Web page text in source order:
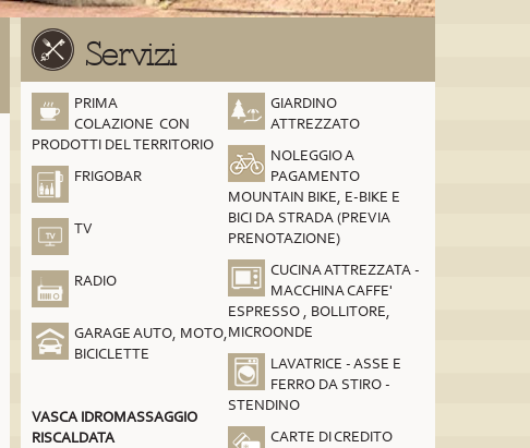
Servizi
PRIMA
COLAZIONE CON
PRODOTTI DEL TERRITORIO
FRIGOBAR
TV
RADIO
GARAGE AUTO, MOTO,
BICICLETTE
VASCA IDROMASSAGGIO
RISCALDATA
GIARDINO
ATTREZZATO
NOLEGGIO A
PAGAMENTO
MOUNTAIN BIKE, E-BIKE E
BICI DA STRADA (PREVIA
PRENOTAZIONE)
CUCINA ATTREZZATA -
MACCHINA CAFFE'
ESPRESSO , BOLLITORE,
MICROONDE
LAVATRICE - ASSE E
FERRO DA STIRO -
STENDINO
CARTE DI CREDITO